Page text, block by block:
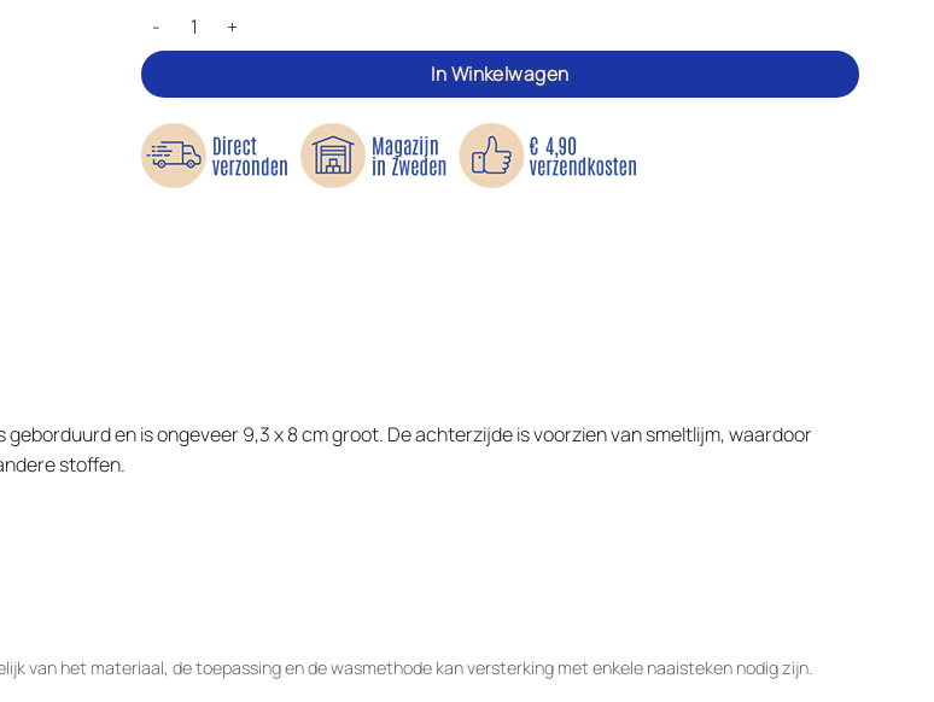
Hippie Heart - Applicatie aantal
In Winkelwagen
en is ongeveer 9,3 x 8 cm groot. De achterzijde is voorzien van smeltlijm, waardoor
stoffen.
van het materiaal, de toepassing en de wasmethode kan versterking met enkele naaisteken nodig zijn.